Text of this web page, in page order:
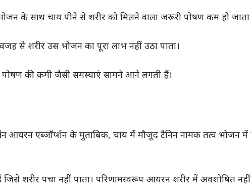
के साथ चाय पीने से शरीर को मिलने वाला जरूरी पोषण कम हो जाता
से शरीर उस भोजन का पूरा लाभ नहीं उठा पाता।
की कमी जैसी समस्याएं सामने आने लगती हैं।
आयरन एब्जॉर्प्शन के मुताबिक, चाय में मौजूद टैनिन नामक तत्व भोजन
शरीर पचा नहीं पाता। परिणामस्वरूप आयरन शरीर में अवशोषित